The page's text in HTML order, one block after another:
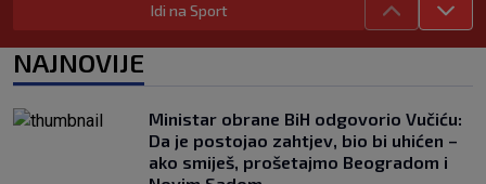
SK
|
5. kol.
Tinejdžer iz Zimbabvea srušio bivšeg
SK 5. kol.
Idi na Sport
NAJNOVIJE
Ministar obrane BiH odgovorio Vučiću:
Da je postojao zahtjev, bio bi uhićen –
ako smiješ, prošetajmo Beogradom i